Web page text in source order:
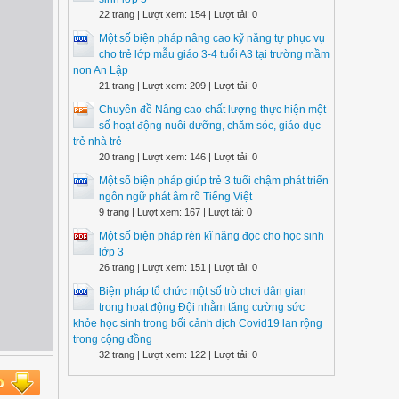
22 trang | Lượt xem: 154 | Lượt tải: 0
Một số biện pháp nâng cao kỹ năng tự phục vụ
cho trẻ lớp mẫu giáo 3-4 tuổi A3 tại trường mầm
non An Lập
21 trang | Lượt xem: 209 | Lượt tải: 0
Chuyên đề Nâng cao chất lượng thực hiện một
số hoạt động nuôi dưỡng, chăm sóc, giáo dục
trẻ nhà trẻ
20 trang | Lượt xem: 146 | Lượt tải: 0
Một số biện pháp giúp trẻ 3 tuổi chậm phát triển
ngôn ngữ phát âm rõ Tiếng Việt
9 trang | Lượt xem: 167 | Lượt tải: 0
Một số biện pháp rèn kĩ năng đọc cho học sinh
lớp 3
26 trang | Lượt xem: 151 | Lượt tải: 0
Biện pháp tổ chức một số trò chơi dân gian
trong hoạt động Đội nhằm tăng cường sức
khỏe học sinh trong bối cảnh dịch Covid19 lan rộng
trong cộng đồng
32 trang | Lượt xem: 122 | Lượt tải: 0